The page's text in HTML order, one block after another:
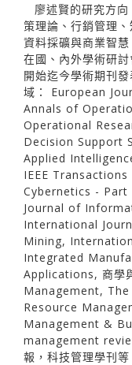
廖述賢的研究方
策理論、行銷管理
資料採礦與商業智
在國、內外學術研
開始迄今學術期刊
域： European
Annals of
Operational
Decision Support
Applied
IEEE
Cybernetics - Part
Journal of
International
Mining,
Integrated
Applications, 商學
Management,
Resource
Management &
management
報，科技管理學刊等